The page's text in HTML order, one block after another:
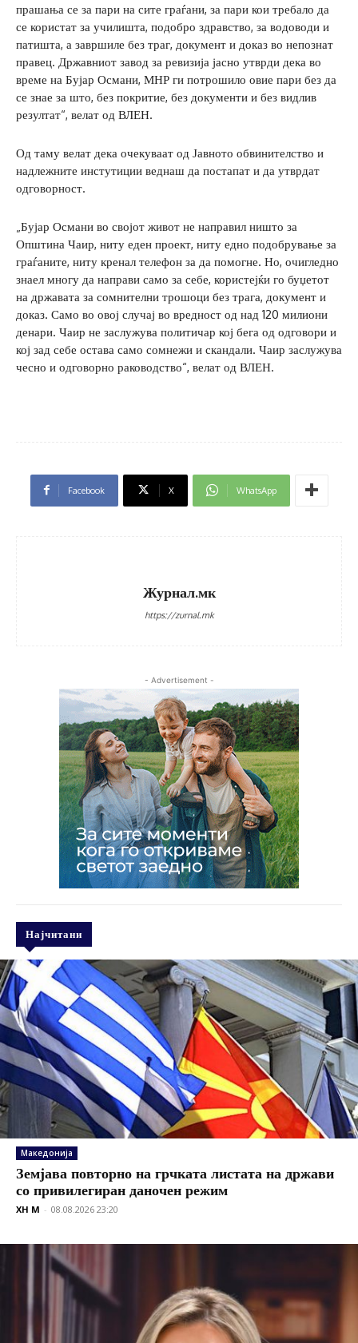
прашања се за пари на сите граѓани, за пари кои требало да
се користат за училишта, подобро здравство, за водоводи и
патишта, а завршиле без траг, документ и доказ во непознат
правец. Државниот завод за ревизија јасно утврди дека во
време на Бујар Османи, МНР ги потрошило овие пари без да
се знае за што, без покритие, без документи и без видлив
резултат“, велат од ВЛЕН.
Од таму велат дека очекуваат од Јавното обвинителство и
надлежните инстутиции веднаш да постапат и да утврдат
одговорност.
„Бујар Османи во својот живот не направил ништо за
Општина Чаир, ниту еден проект, ниту едно подобрување за
граѓаните, ниту кренал телефон за да помогне. Но, очигледно
знаел многу да направи само за себе, користејќи го буџетот
на државата за сомнителни трошоци без трага, документ и
доказ. Само во овој случај во вредност од над 120 милиони
денари. Чаир не заслужува политичар кој бега од одговори и
кој зад себе остава само сомнежи и скандали. Чаир заслужува
чесно и одговорно раководство“, велат од ВЛЕН.
Facebook X WhatsApp
Журнал.мк
https://zurnal.mk
- Advertisement -
Најчитани
Македонија
Земјава повторно на грчката листата на држави
со привилегиран даночен режим
XH M - 08.08.2026 23:20